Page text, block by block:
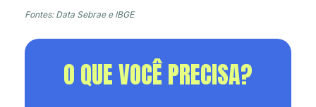
Fontes: Data Sebrae e IBGE
O QUE VOCÊ PRECISA?